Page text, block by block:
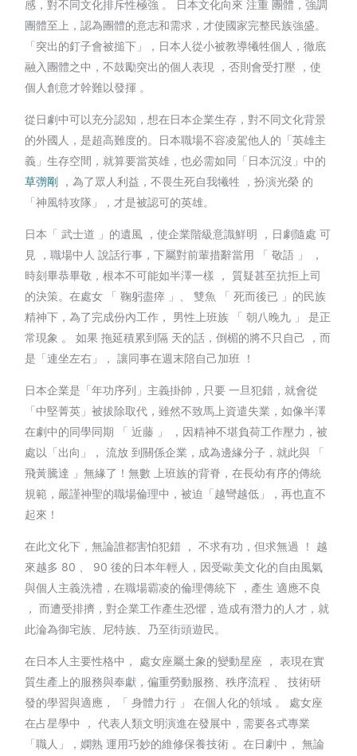
感，對不同文化排斥性極強 。 日本文化向來 注重 團體，強調
團體至上，認為團體的意志和需求，才使國家完整民族強盛。
「突出的釘子會被搥下」，日本人從小被教導犧牲個人，徹底
融入團體之中，不鼓勵突出的個人表現 ，否則會受打壓 ，使
個人創意才幹難以發揮 。
從日劇中可以充分認知，想在日本企業生存，對不同文化背景
的外國人，是超高難度的。日本職場不容凌駕他人的「英雄主
義」生存空間，就算要當英雄，也必需如同「日本沉沒」中的
草彅剛 ，為了眾人利益，不畏生死自我犧牲 ，扮演光榮 的
「神風特攻隊」，才是被認可的英雄。
日本「 武士道 」的遺風 ，使企業階級意識鮮明 ，日劇隨處 可
見 ，職場中人 說話行事，下屬對前輩措辭當用 「 敬語 」 ，
時刻畢恭畢敬，根本不可能如半澤一樣 ， 質疑甚至抗拒上司
的決策。在處女 「 鞠躬盡瘁 」、 雙魚 「 死而後已 」的民族
精神下，為了完成份內工作， 男性上班族 「 朝八晚九 」 是正
常現象 。 如果 拖延積累到隔 天的話，倒楣的將不只自己 ，而
是「連坐左右」， 讓同事在週末陪自己加班 ！
日本企業是「年功序列」主義掛帥，只要 一旦犯錯，就會從
「中堅菁英」被拔除取代，雖然不致馬上資遣失業，如像半澤
在劇中的同學同期 「 近藤 」 ，因精神不堪負荷工作壓力，被
處以「出向」， 流放 到關係企業，成為邊緣分子，就此與 「
飛黃騰達 」無緣了！無數 上班族的背脊，在長幼有序的傳統
規範，嚴謹神聖的職場倫理中，被迫「越彎越低」，再也直不
起來！
在此文化下，無論誰都害怕犯錯 ， 不求有功，但求無過 ！ 越
來越多 80 、 90 後的日本年輕人，因受歐美文化的自由風氣
與個人主義洗禮，在職場霸凌的倫理傳統下 ，產生 適應不良
， 而遭受排擠，對企業工作產生恐懼，造成有潛力的人才，就
此淪為御宅族、尼特族、乃至街頭遊民。
在日本人主要性格中， 處女座屬土象的變動星座 ， 表現在實
質生產上的服務與奉獻，偏重勞動服務、秩序流程 、 技術研
發的學習與適應， 「 身體力行 」 在個人化的領域 。 處女座
在占星學中 ， 代表人類文明演進在發展中，需要各式專業
「職人」，嫻熟 運用巧妙的維修保養技術 。在日劇中， 無論